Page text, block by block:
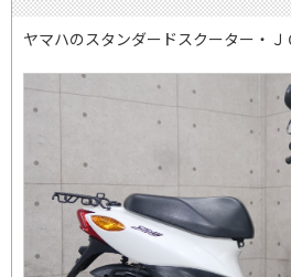
ヤマハのスタンダードスクーター・Ｊ